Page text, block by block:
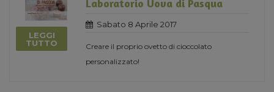
LEGGI
TUTTO
Laboratorio Uova di Pasqua
Sabato 8 Aprile 2017
Creare il proprio ovetto di cioccolato
personalizzato!